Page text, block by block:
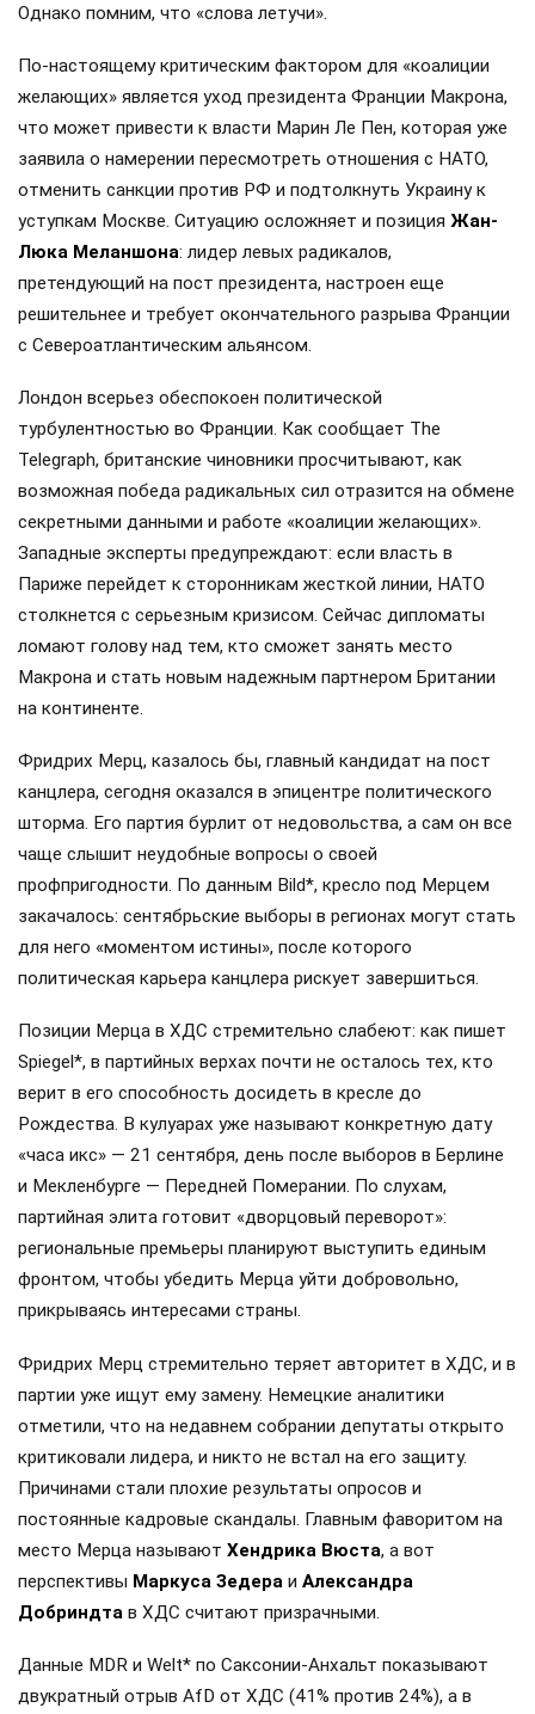
Однако помним, что «слова летучи».
По-настоящему критическим фактором для «коалиции
желающих» является уход президента Франции Макрона,
что может привести к власти Марин Ле Пен, которая уже
заявила о намерении пересмотреть отношения с НАТО,
отменить санкции против РФ и подтолкнуть Украину к
уступкам Москве. Ситуацию осложняет и позиция Жан-
Люка Меланшона: лидер левых радикалов,
претендующий на пост президента, настроен еще
решительнее и требует окончательного разрыва Франции
с Североатлантическим альянсом.
Лондон всерьез обеспокоен политической
турбулентностью во Франции. Как сообщает The
Telegraph, британские чиновники просчитывают, как
возможная победа радикальных сил отразится на обмене
секретными данными и работе «коалиции желающих».
Западные эксперты предупреждают: если власть в
Париже перейдет к сторонникам жесткой линии, НАТО
столкнется с серьезным кризисом. Сейчас дипломаты
ломают голову над тем, кто сможет занять место
Макрона и стать новым надежным партнером Британии
на континенте.
Фридрих Мерц, казалось бы, главный кандидат на пост
канцлера, сегодня оказался в эпицентре политического
шторма. Его партия бурлит от недовольства, а сам он все
чаще слышит неудобные вопросы о своей
профпригодности. По данным Bild*, кресло под Мерцем
закачалось: сентябрьские выборы в регионах могут стать
для него «моментом истины», после которого
политическая карьера канцлера рискует завершиться.
Позиции Мерца в ХДС стремительно слабеют: как пишет
Spiegel*, в партийных верхах почти не осталось тех, кто
верит в его способность досидеть в кресле до
Рождества. В кулуарах уже называют конкретную дату
«часа икс» — 21 сентября, день после выборов в Берлине
и Мекленбурге — Передней Померании. По слухам,
партийная элита готовит «дворцовый переворот»:
региональные премьеры планируют выступить единым
фронтом, чтобы убедить Мерца уйти добровольно,
прикрываясь интересами страны.
Фридрих Мерц стремительно теряет авторитет в ХДС, и в
партии уже ищут ему замену. Немецкие аналитики
отметили, что на недавнем собрании депутаты открыто
критиковали лидера, и никто не встал на его защиту.
Причинами стали плохие результаты опросов и
постоянные кадровые скандалы. Главным фаворитом на
место Мерца называют Хендрика Вюста, а вот
перспективы Маркуса Зедера и Александра
Добриндта в ХДС считают призрачными.
Данные MDR и Welt* по Саксонии-Анхальт показывают
двукратный отрыв AfD от ХДС (41% против 24%), а в